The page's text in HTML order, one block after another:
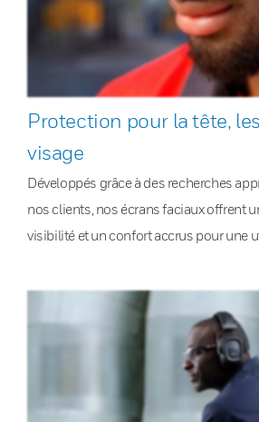
Protection pour la tête,
visage
Développés grâce à des recherches
nos clients, nos écrans faciaux offrent
visibilité et un confort accrus pour une